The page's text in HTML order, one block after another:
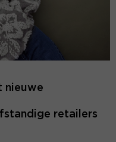
nieuwe
retailers